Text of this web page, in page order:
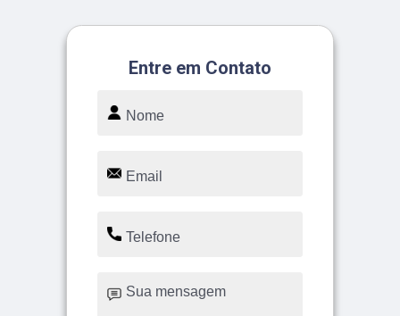
Entre em Contato